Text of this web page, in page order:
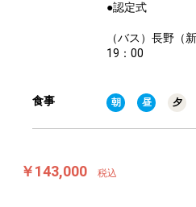
●認定式
（バス）長野（
19：00
食事 朝 昼 夕
￥143,000 税込